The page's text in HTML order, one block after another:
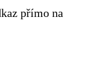
přímo na